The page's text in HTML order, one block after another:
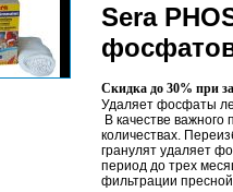
Sera
Скидка до 30% при
Удаляет фосфаты
В качестве
количествах.
гранулят удаляет
период до трех
фильтрации